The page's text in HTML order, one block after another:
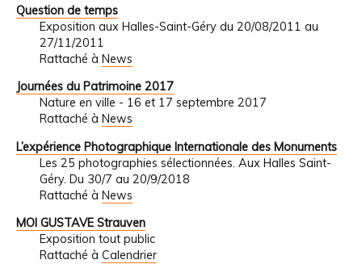
Question de temps
Exposition aux Halles-Saint-Géry du 20/08/2011 au
27/11/2011
Rattaché à News
Journées du Patrimoine 2017
Nature en ville - 16 et 17 septembre 2017
Rattaché à News
L’expérience Photographique Internationale des Monuments
Les 25 photographies sélectionnées. Aux Halles Saint-
Géry. Du 30/7 au 20/9/2018
Rattaché à News
MOI GUSTAVE Strauven
Exposition tout public
Rattaché à Calendrier